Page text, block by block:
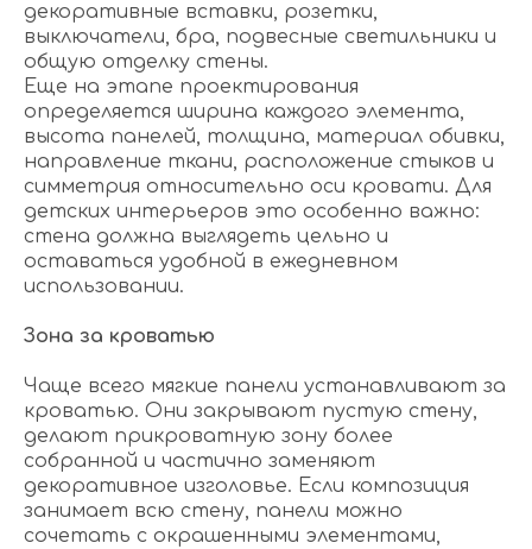
декоративные вставки, розетки,
выключатели, бра, подвесные светильники и
общую отделку стены.
Еще на этапе проектирования
определяется ширина каждого элемента,
высота панелей, толщина, материал обивки,
направление ткани, расположение стыков и
симметрия относительно оси кровати. Для
детских интерьеров это особенно важно:
стена должна выглядеть цельно и
оставаться удобной в ежедневном
использовании.
Зона за кроватью
Чаще всего мягкие панели устанавливают за
кроватью. Они закрывают пустую стену,
делают прикроватную зону более
собранной и частично заменяют
декоративное изголовье. Если композиция
занимает всю стену, панели можно
сочетать с окрашенными элементами,